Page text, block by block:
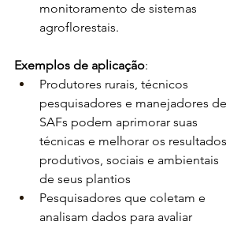
monitoramento de sistemas
agroflorestais.
Exemplos de aplicação:
Produtores rurais, técnicos
pesquisadores e manejadores de
SAFs podem aprimorar suas
técnicas e melhorar os resultados
produtivos, sociais e ambientais
de seus plantios
Pesquisadores que coletam e
analisam dados para avaliar